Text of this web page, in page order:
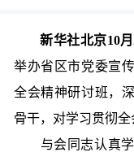
新华社北京10
举办省区市党委宣
全会精神研讨班，
骨干，对学习贯彻全
与会同志认真学